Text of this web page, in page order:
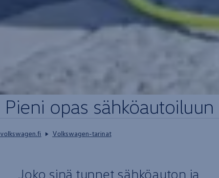
Pieni opas sähköautoiluun
volkswagen.fi Volkswagen-tarinat
Joko sinä tunnet sähköauton ja